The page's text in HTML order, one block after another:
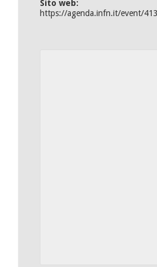
Sito web:
https://agenda.infn.it/event/